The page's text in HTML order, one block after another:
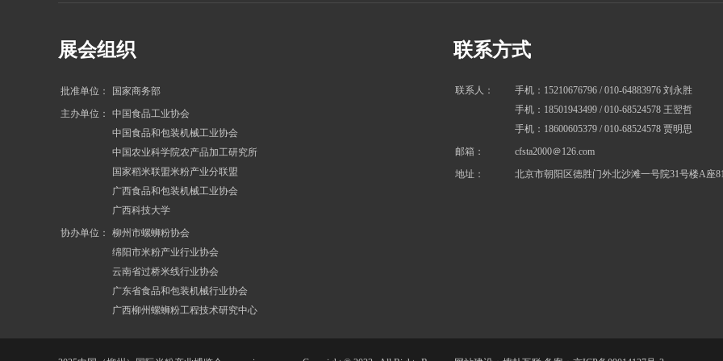
展会组织
批准单位：
国家商务部
主办单位：
中国食品工业协会
中国食品和包装机械工业协会
中国农业科学院农产品加工研究所
国家稻米联盟米粉产业分联盟
广西食品和包装机械工业协会
广西科技大学
协办单位：
柳州市螺蛳粉协会
绵阳市米粉产业行业协会
云南省过桥米线行业协会
广东省食品和包装机械行业协会
广西柳州螺蛳粉工程技术研究中心
联系方式
联系人： 手机：15210676796 / 010-64883976 刘永胜
手机：18501943499 / 010-68524578 王翌哲
手机：18600605379 / 010-68524578 贾明思
邮箱：
cfsta2000＠126.com
地址：
北京市朝阳区德胜门外北沙滩一号院31号楼A座